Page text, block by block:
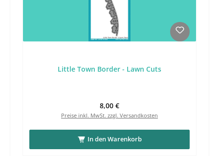
Little Town Border - Lawn Cuts
Regulärer Preis:
8,00 €
Preise inkl. MwSt. zzgl. Versandkosten
In den Warenkorb